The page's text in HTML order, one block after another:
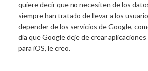
quiere decir que no necesiten de los
siempre han tratado de llevar a los
depender de los servicios de Google,
día que Google deje de crear
para iOS, le creo.